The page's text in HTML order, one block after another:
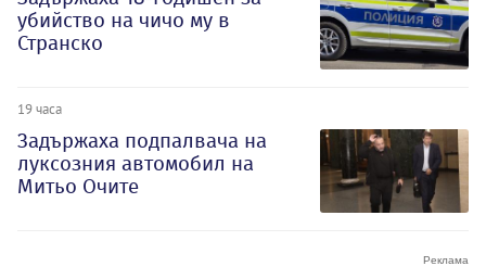
убийство на чичо му в
Странско
19 часа
Задържаха подпалвача на
луксозния автомобил на
Митьо Очите